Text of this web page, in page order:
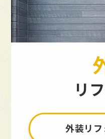
リ
外装リ